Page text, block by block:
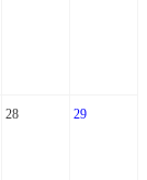
28 29